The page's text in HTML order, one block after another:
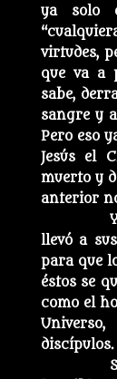
ya solo
virtudes,
que va a
sabe,
sangre y
Pero eso
Jesús el
muerto y
anterior
Y
llevó a
para que
éstos se
como el
discípulos.
Su